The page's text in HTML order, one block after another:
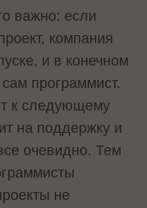
важно: если
компания
и в конечном
программист.
к следующему
на поддержку и
очевидно. Тем
не